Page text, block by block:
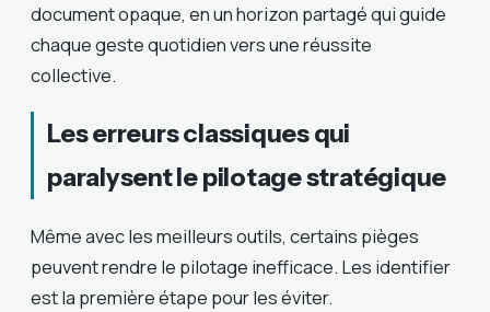
document opaque, en un horizon partagé qui guide
chaque geste quotidien vers une réussite
collective.
Les erreurs classiques qui
paralysent le pilotage stratégique
Même avec les meilleurs outils, certains pièges
peuvent rendre le pilotage inefficace. Les identifier
est la première étape pour les éviter.